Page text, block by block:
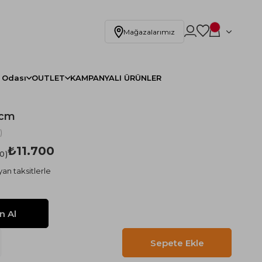
Mağazalarımız
OUTLET KAMPANYALI ÜRÜNLER
₺11.700
taksitlerle